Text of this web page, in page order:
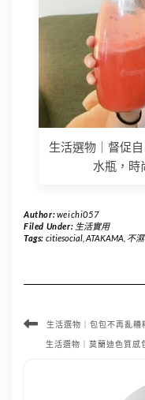
生活選物｜督促
水瓶，時
Author:weichi057
Filed Under: 生活實用
Tags: citiesocial, ATAKAMA, 不
生活選物｜包包不再亂
生活選物｜莫蘭迪色質